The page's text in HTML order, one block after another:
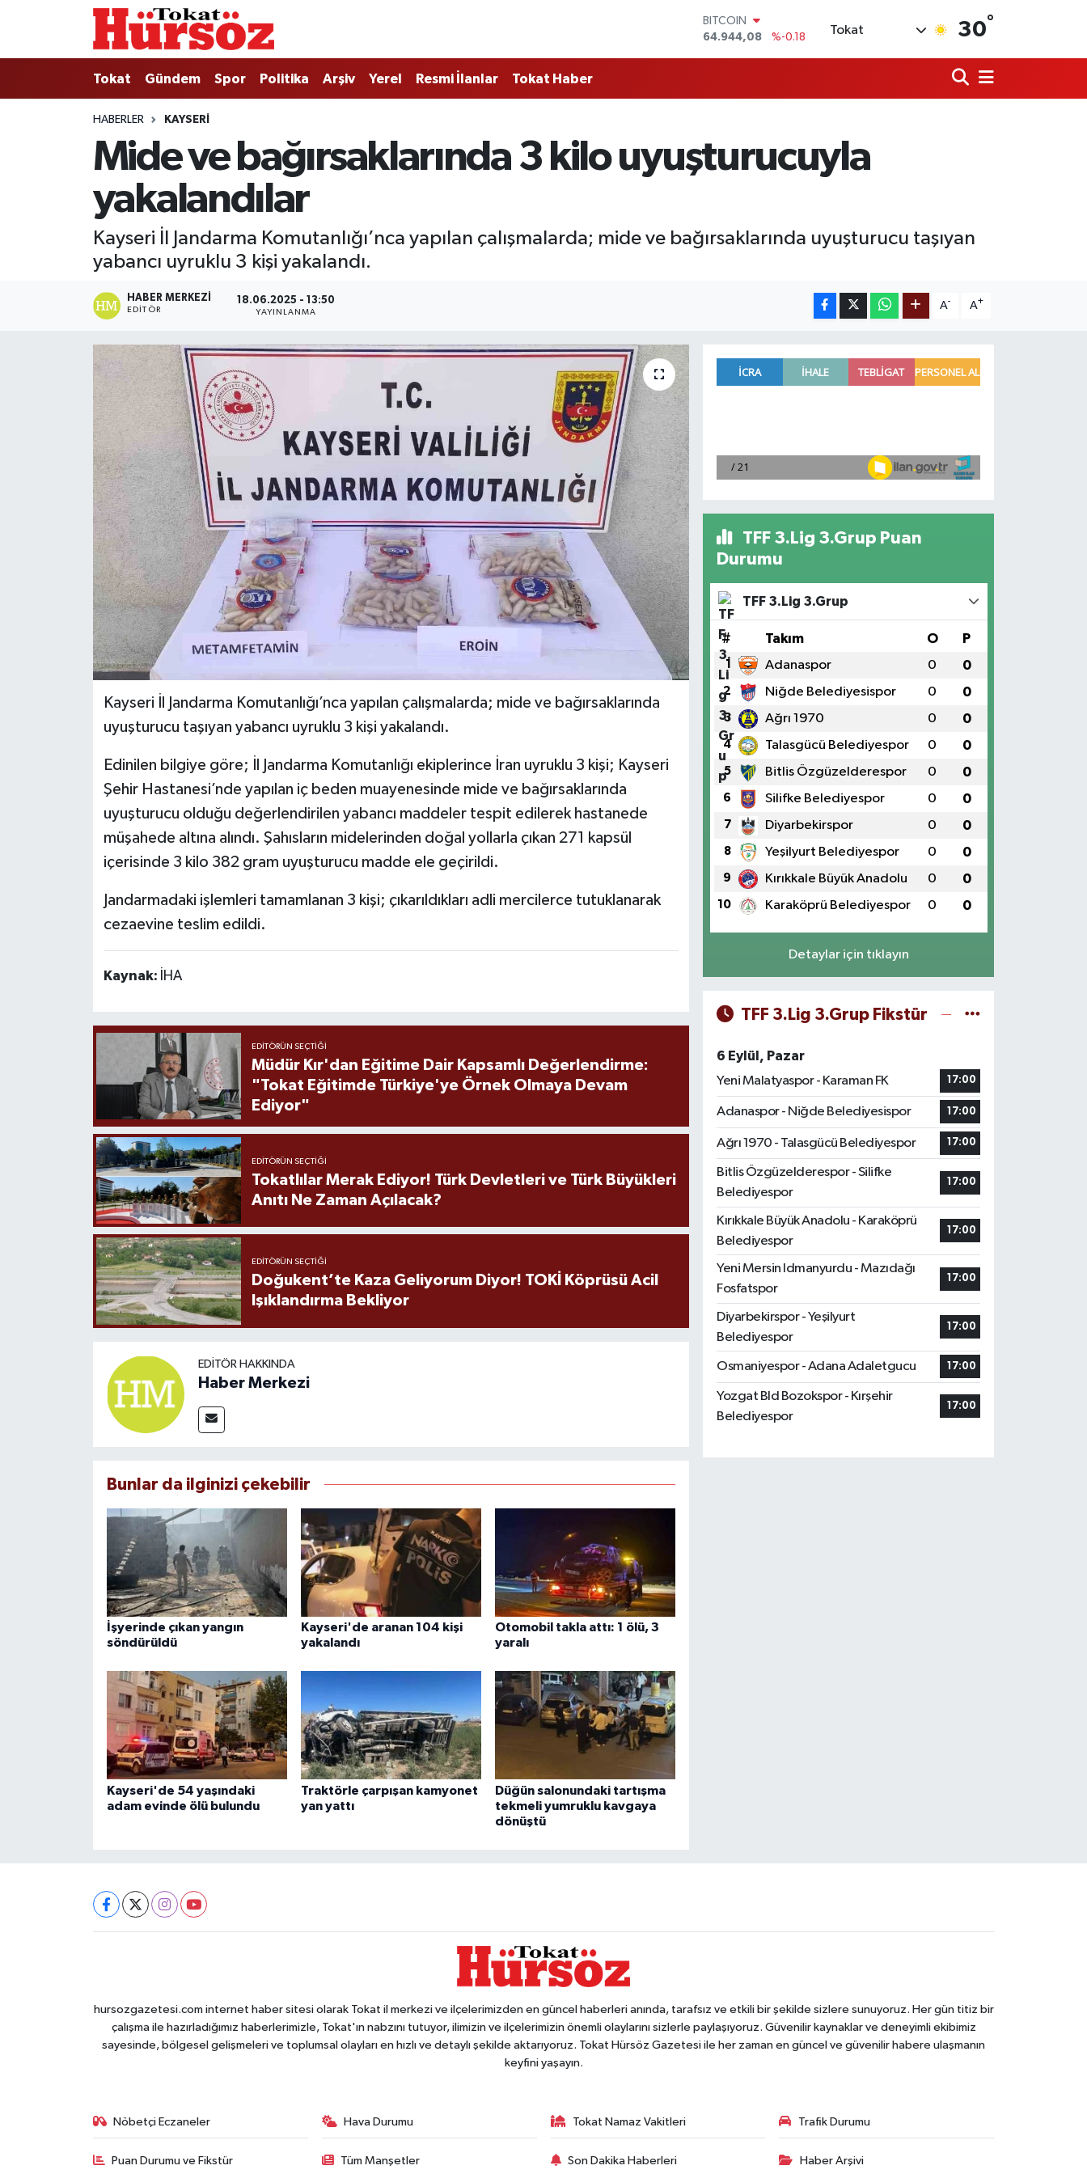
BITCOIN
64.944,08
%-0.18
55,2510
%0.32
GRAM ALTIN
6660.55
%0.03
Tokat 30°
Tokat Gündem Spor Politika Arşiv Yerel Resmi İlanlar Tokat Haber
HABERLER KAYSERI
Mide ve bağırsaklarında 3 kilo uyuşturucuyla
yakalandılar
Kayseri İl Jandarma Komutanlığı’nca yapılan çalışmalarda; mide ve bağırsaklarında uyuşturucu taşıyan
yabancı uyruklu 3 kişi yakalandı.
HABER MERKEZI
EDITÖR
18.06.2025 - 13:50
YAYINLANMA
A- A+
Kayseri İl Jandarma Komutanlığı’nca yapılan çalışmalarda; mide ve bağırsaklarında
uyuşturucu taşıyan yabancı uyruklu 3 kişi yakalandı.
Edinilen bilgiye göre; İl Jandarma Komutanlığı ekiplerince İran uyruklu 3 kişi; Kayseri
Şehir Hastanesi’nde yapılan iç beden muayenesinde mide ve bağırsaklarında
uyuşturucu olduğu değerlendirilen yabancı maddeler tespit edilerek hastanede
müşahede altına alındı. Şahısların midelerinden doğal yollarla çıkan 271 kapsül
içerisinde 3 kilo 382 gram uyuşturucu madde ele geçirildi.
Jandarmadaki işlemleri tamamlanan 3 kişi; çıkarıldıkları adli mercilerce tutuklanarak
cezaevine teslim edildi.
Kaynak: İHA
EDITÖRÜN SEÇTIĞI
Müdür Kır'dan Eğitime Dair Kapsamlı Değerlendirme:
"Tokat Eğitimde Türkiye'ye Örnek Olmaya Devam
Ediyor"
EDITÖRÜN SEÇTIĞI
Tokatlılar Merak Ediyor! Türk Devletleri ve Türk Büyükleri
Anıtı Ne Zaman Açılacak?
EDITÖRÜN SEÇTIĞI
Doğukent’te Kaza Geliyorum Diyor! TOKİ Köprüsü Acil
Işıklandırma Bekliyor
EDITÖR HAKKINDA
Haber Merkezi
Bunlar da ilginizi çekebilir
İşyerinde çıkan yangın
söndürüldü
Kayseri'de aranan 104 kişi
yakalandı
Otomobil takla attı: 1 ölü, 3
yaralı
Kayseri'de 54 yaşındaki
adam evinde ölü bulundu
Traktörle çarpışan kamyonet
yan yattı
Düğün salonundaki tartışma
tekmeli yumruklu kavgaya
dönüştü
TFF 3.Lig 3.Grup Puan
Durumu
TFF 3.Lig 3.Grup
# Takım O P
1 Adanaspor 0 0
2 Niğde Belediyesispor 0 0
3 Ağrı 1970 0 0
4 Talasgücü Belediyespor 0 0
5 Bitlis Özgüzelderespor 0 0
6 Silifke Belediyespor 0 0
7 Diyarbekirspor 0 0
8 Yeşilyurt Belediyespor 0 0
9 Kırıkkale Büyük Anadolu 0 0
10 Karaköprü Belediyespor 0 0
Detaylar için tıklayın
TFF 3.Lig 3.Grup Fikstür
6 Eylül, Pazar
Yeni Malatyaspor - Karaman FK
17:00
Adanaspor - Niğde Belediyesispor 17:00
Ağrı 1970 - Talasgücü Belediyespor 17:00
Bitlis Özgüzelderespor - Silifke
Belediyespor
17:00
Kırıkkale Büyük Anadolu - Karaköprü
Belediyespor
17:00
Yeni Mersin Idmanyurdu - Mazıdağı
Fosfatspor
17:00
Diyarbekirspor - Yeşilyurt
Belediyespor
17:00
Osmaniyespor - Adana Adaletgucu 17:00
Yozgat Bld Bozokspor - Kırşehir
Belediyespor
17:00
hursozgazetesi.com internet haber sitesi olarak Tokat il merkezi ve ilçelerimizden en güncel haberleri anında, tarafsız ve etkili bir şekilde sizlere sunuyoruz. Her gün titiz bir
çalışma ile hazırladığımız haberlerimizle, Tokat'ın nabzını tutuyor, ilimizin ve ilçelerimizin önemli olaylarını sizlerle paylaşıyoruz. Güvenilir kaynaklar ve deneyimli ekibimiz
sayesinde, bölgesel gelişmeleri ve toplumsal olayları en hızlı ve detaylı şekilde aktarıyoruz. Tokat Hürsöz Gazetesi ile her zaman en güncel ve güvenilir habere ulaşmanın
keyfini yaşayın.
Nöbetçi Eczaneler Hava Durumu Tokat Namaz Vakitleri Trafik Durumu
Puan Durumu ve Fikstür Tüm Manşetler Son Dakika Haberleri Haber Arşivi
Tokat
Türkiye Gündemi
Gündem
Politika
Tokat Spor
Ekonomi
Tokat Haber
Nöbetçi Eczaneler
Hava Durumu
Tokat Namaz Vakitleri
Süper Lig Puan Durumu ve Fikstür
Tüm Manşetler
Son Dakika Haberleri
Haber Arşivi